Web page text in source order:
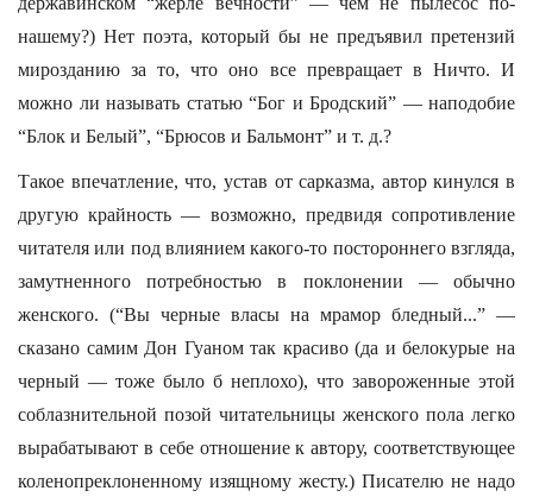
нашему?) Нет поэта, который бы не предъявил претензий
мирозданию за то, что оно все превращает в Ничто. И
можно ли называть статью “Бог и Бродский” — наподобие
“Блок и Белый”, “Брюсов и Бальмонт” и т. д.?
Такое впечатление, что, устав от сарказма, автор кинулся в
другую крайность — возможно, предвидя сопротивление
читателя или под влиянием какого-то постороннего взгляда,
замутненного потребностью в поклонении — обычно
женского. (“Вы черные власы на мрамор бледный...” —
сказано самим Дон Гуаном так красиво (да и белокурые на
черный — тоже было б неплохо), что завороженные этой
соблазнительной позой читательницы женского пола легко
вырабатывают в себе отношение к автору, соответствующее
коленопреклоненному изящному жесту.) Писателю не надо